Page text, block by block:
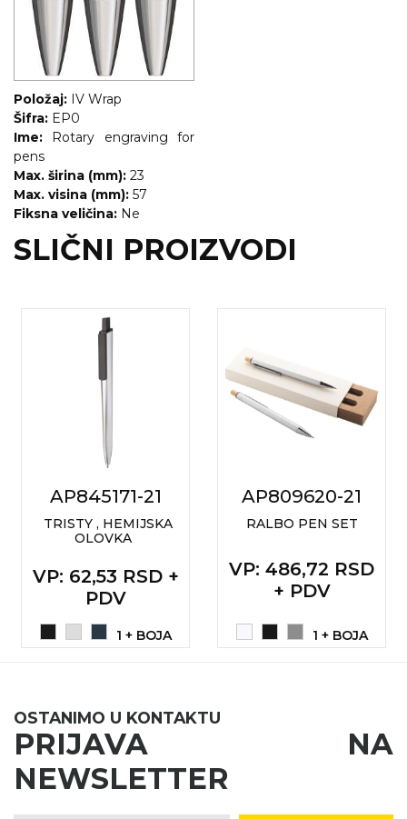
Položaj: IV Wrap
Šifra: EP0
Ime:
Rotary engraving for
pens
Max. širina (mm): 23
Max. visina (mm): 57
Fiksna veličina: Ne
SLIČNI PROIZVODI
AP845171-21
TRISTY , HEMIJSKA
OLOVKA
VP: 62,53 RSD +
PDV
1 + BOJA
AP809620-21
RALBO PEN SET
VP: 486,72 RSD
+ PDV
1 + BOJA
OSTANIMO U KONTAKTU
PRIJAVA NA
NEWSLETTER